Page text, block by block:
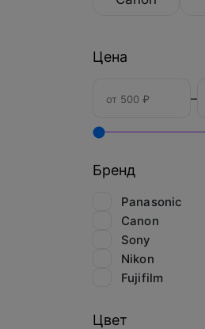
Цена
–
Бренд
Panasonic
Canon
Sony
Nikon
Fujifilm
Цвет